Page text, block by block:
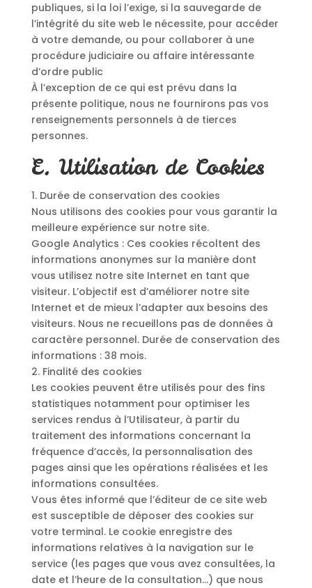
publiques, si la loi l’exige, si la sauvegarde de
l’intégrité du site web le nécessite, pour accéder
à votre demande, ou pour collaborer à une
procédure judiciaire ou affaire intéressante
d’ordre public
À l’exception de ce qui est prévu dans la
présente politique, nous ne fournirons pas vos
renseignements personnels à de tierces
personnes.
E. Utilisation de Cookies
1. Durée de conservation des cookies
Nous utilisons des cookies pour vous garantir la
meilleure expérience sur notre site.
Google Analytics : Ces cookies récoltent des
informations anonymes sur la manière dont
vous utilisez notre site Internet en tant que
visiteur. L’objectif est d’améliorer notre site
Internet et de mieux l’adapter aux besoins des
visiteurs. Nous ne recueillons pas de données à
caractère personnel. Durée de conservation des
informations : 38 mois.
2. Finalité des cookies
Les cookies peuvent être utilisés pour des fins
statistiques notamment pour optimiser les
services rendus à l’Utilisateur, à partir du
traitement des informations concernant la
fréquence d’accès, la personnalisation des
pages ainsi que les opérations réalisées et les
informations consultées.
Vous êtes informé que l’éditeur de ce site web
est susceptible de déposer des cookies sur
votre terminal. Le cookie enregistre des
informations relatives à la navigation sur le
service (les pages que vous avez consultées, la
date et l’heure de la consultation…) que nous